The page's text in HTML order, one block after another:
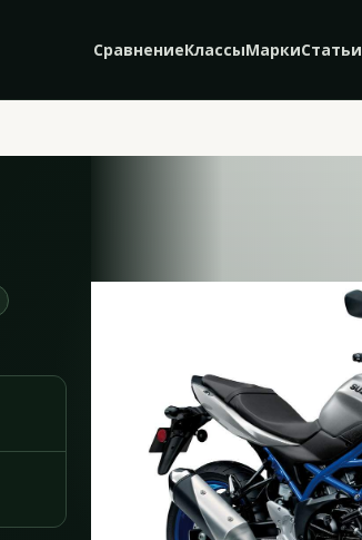
СравнениеКлассыМаркиСтатьи